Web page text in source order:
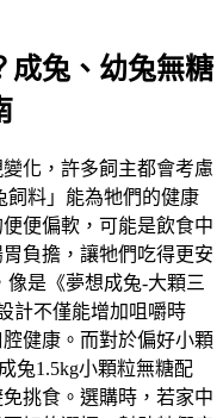
成兔、幼兔無糖
化，許多飼主都會考慮
飼料」能為牠們的健康
便偏軟，可能是飲食中
負擔，讓牠們吃得更安
是《夢想成兔-大顆三
計不僅能增加咀嚼時
健康。而對於偏好小顆
兔1.5kg小顆粒無糖配
挑食。選購時，若家中